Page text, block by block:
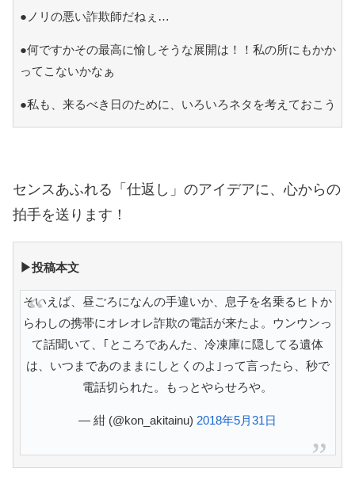
●ノリの悪い詐欺師だねぇ…
●何ですかその最高に愉しそうな展開は！！私の所にもかか
ってこないかなぁ
●私も、来るべき日のために、いろいろネタを考えておこう
センスあふれる「仕返し」のアイデアに、心からの
拍手を送ります！
▶投稿本文
そいえば、昼ごろになんの手違いか、息子を名乗るヒトか
らわしの携帯にオレオレ詐欺の電話が来たよ。ウンウンっ
て話聞いて、｢ところであんた、冷凍庫に隠してる遺体
は、いつまであのままにしとくのよ｣って言ったら、秒で
電話切られた。もっとやらせろや。
— 紺 (@kon_akitainu) 2018年5月31日